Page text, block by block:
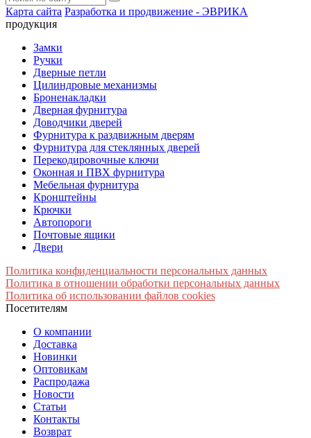
Карта сайта Разработка и продвижение - ЭВРИКА
продукция
Замки
Ручки
Дверные петли
Цилиндровые механизмы
Броненакладки
Дверная фурнитура
Доводчики дверей
Фурнитура к раздвижным дверям
Фурнитура для стеклянных дверей
Перекодировочные ключи
Оконная и ПВХ фурнитура
Мебельная фурнитура
Кронштейны
Крючки
Автопороги
Почтовые ящики
Двери
Политика конфиденциальности персональных данных
Политика в отношении обработки персональных данных
Политика об использовании файлов cookies
Посетителям
О компании
Доставка
Новинки
Оптовикам
Распродажа
Новости
Статьи
Контакты
Возврат